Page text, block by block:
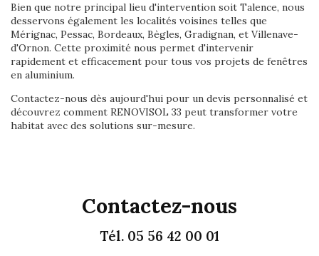
Bien que notre principal lieu d'intervention soit Talence, nous
desservons également les localités voisines telles que
Mérignac, Pessac, Bordeaux, Bègles, Gradignan, et Villenave-
d'Ornon. Cette proximité nous permet d'intervenir
rapidement et efficacement pour tous vos projets de fenêtres
en aluminium.
Contactez-nous dès aujourd'hui pour un devis personnalisé et
découvrez comment RENOVISOL 33 peut transformer votre
habitat avec des solutions sur-mesure.
Contactez-nous
Tél. 05 56 42 00 01